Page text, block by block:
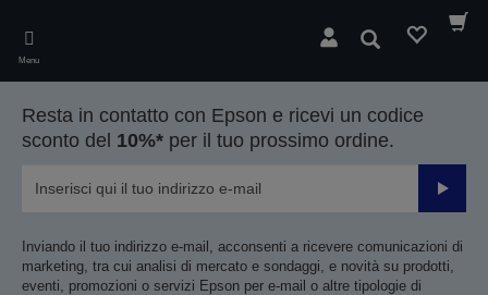
main
content
Menu
Cerca
Resta in contatto con Epson e ricevi un codice
sconto del 10%* per il tuo prossimo ordine.
Invia
Inviando il tuo indirizzo e-mail, acconsenti a ricevere comunicazioni di
marketing, tra cui analisi di mercato e sondaggi, e novità su prodotti,
eventi, promozioni o servizi Epson per e-mail o altre tipologie di